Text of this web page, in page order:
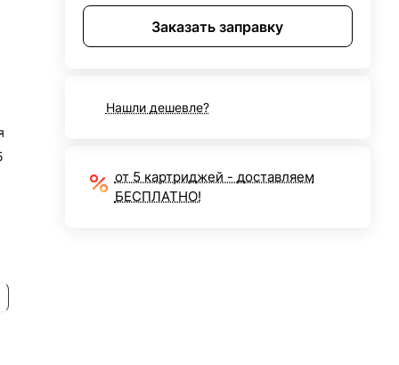
Заказать заправку
Нашли дешевле?
от 5 картриджей - доставляем
БЕСПЛАТНО!